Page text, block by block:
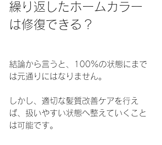
繰り返したホームカラー
は修復できる？
結論から言うと、100%の状態にまで
は元通りにはなりません。
しかし、適切な髪質改善ケアを行え
ば、扱いやすい状態へ整えていくこと
は可能です。